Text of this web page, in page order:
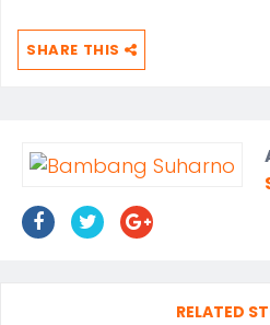
SHARE THIS
RELATED